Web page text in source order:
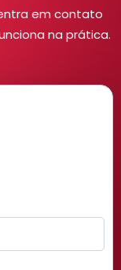
em contato
na prática.